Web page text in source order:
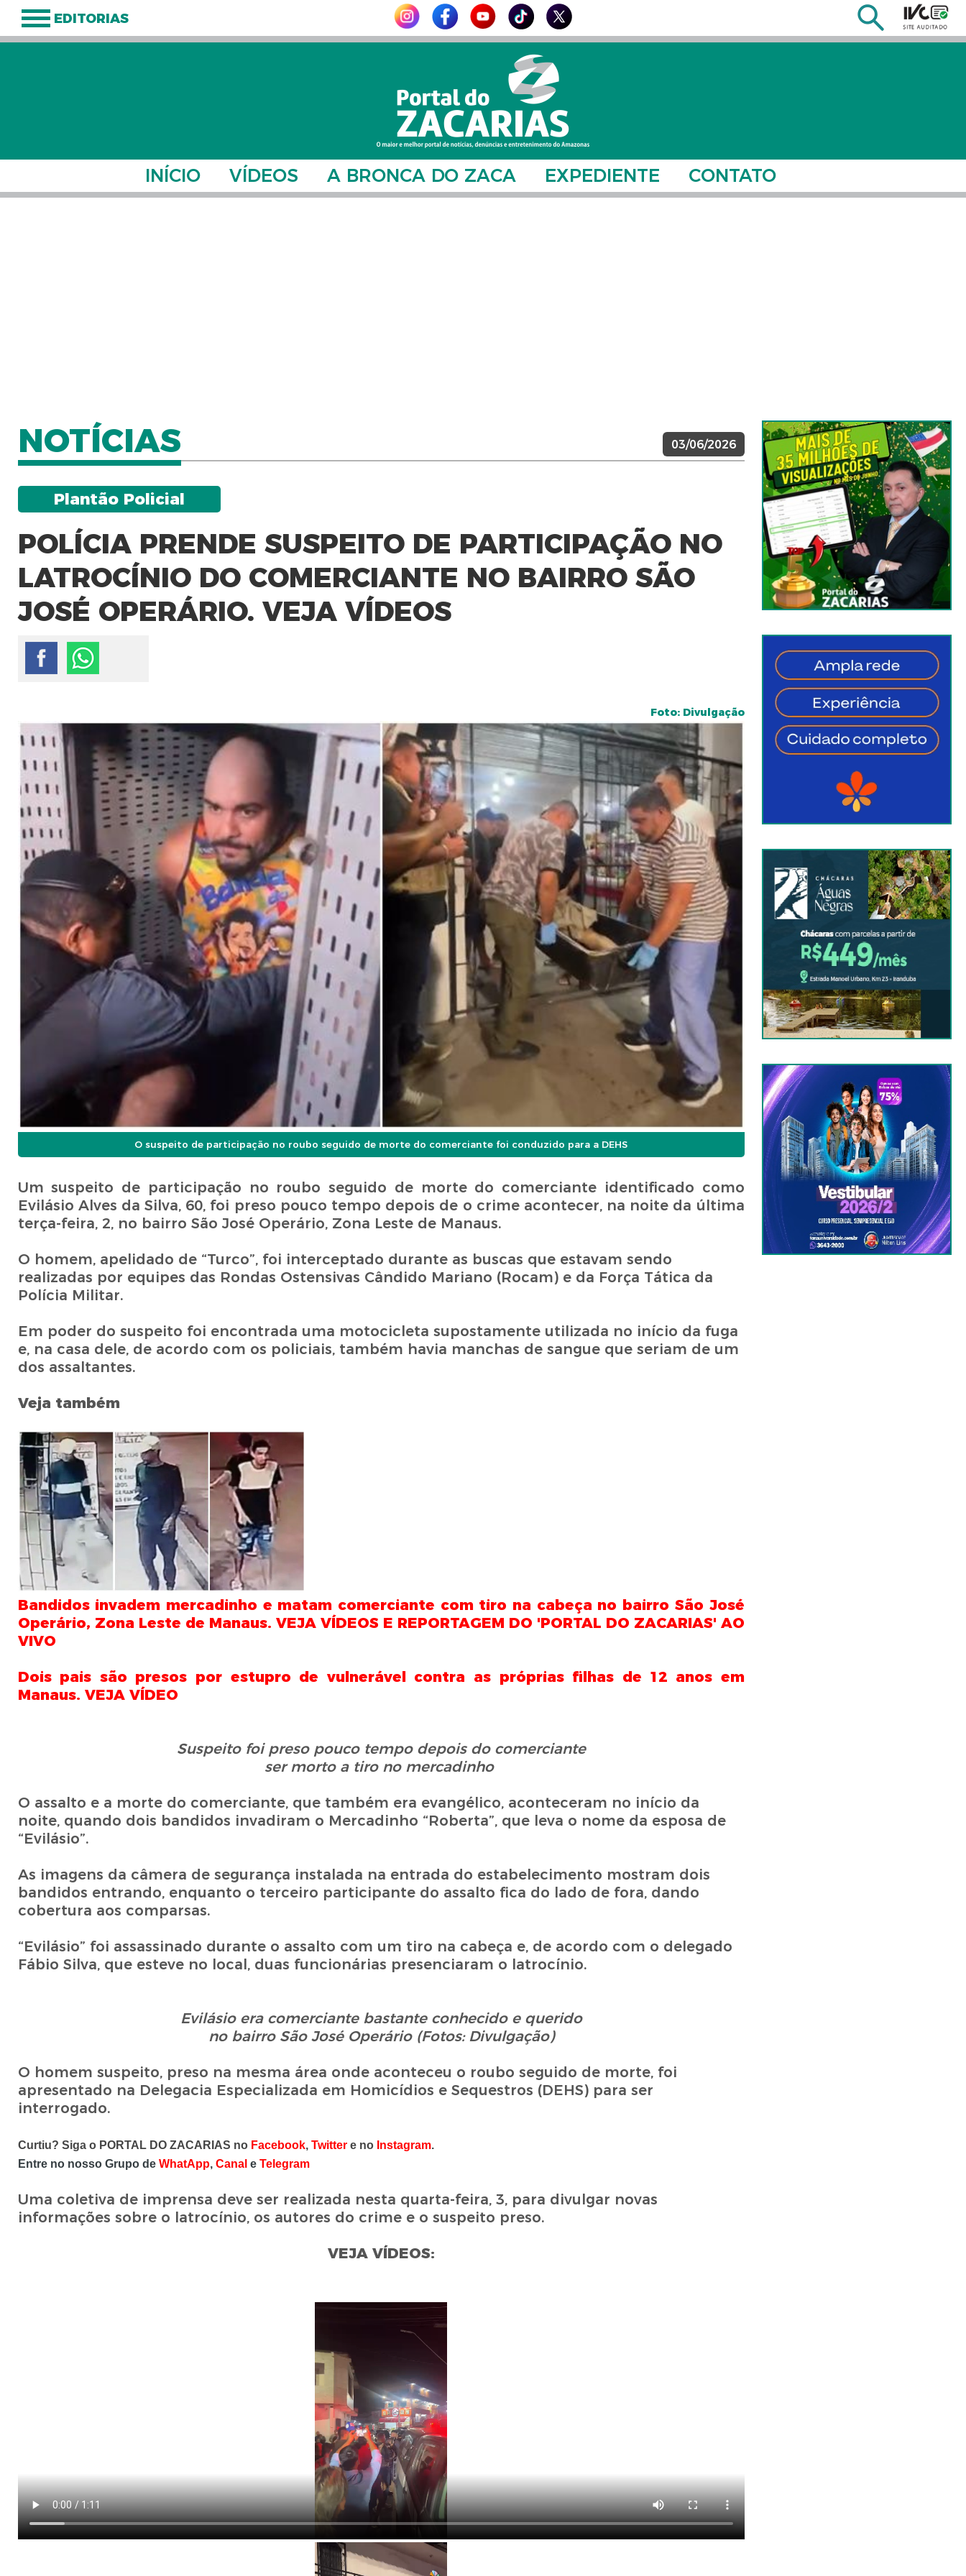
EDITORIAS
INÍCIO VÍDEOS A BRONCA DO ZACA EXPEDIENTE CONTATO
NOTÍCIAS 03/06/2026
Plantão Policial
POLÍCIA PRENDE SUSPEITO DE PARTICIPAÇÃO NO
LATROCÍNIO DO COMERCIANTE NO BAIRRO SÃO
JOSÉ OPERÁRIO. VEJA VÍDEOS
Foto: Divulgação
O suspeito de participação no roubo seguido de morte do comerciante foi conduzido para a DEHS
Um suspeito de participação no roubo seguido de morte do comerciante identificado como
Evilásio Alves da Silva, 60, foi preso pouco tempo depois de o crime acontecer, na noite da última
terça-feira, 2, no bairro São José Operário, Zona Leste de Manaus.
O homem, apelidado de “Turco”, foi interceptado durante as buscas que estavam sendo
realizadas por equipes das Rondas Ostensivas Cândido Mariano (Rocam) e da Força Tática da
Polícia Militar.
Em poder do suspeito foi encontrada uma motocicleta supostamente utilizada no início da fuga
e, na casa dele, de acordo com os policiais, também havia manchas de sangue que seriam de um
dos assaltantes.
Veja também
Bandidos invadem mercadinho e matam comerciante com tiro na cabeça no bairro São José
Operário, Zona Leste de Manaus. VEJA VÍDEOS E REPORTAGEM DO 'PORTAL DO ZACARIAS' AO
VIVO
Dois pais são presos por estupro de vulnerável contra as próprias filhas de 12 anos em
Manaus. VEJA VÍDEO
Suspeito foi preso pouco tempo depois docomerciante
ser morto a tiro no mercadinho
O assalto e a morte do comerciante, que também era evangélico, aconteceram no início da
noite, quando dois bandidos invadiram o Mercadinho “Roberta”, que leva o nome da esposa de
“Evilásio”.
As imagens da câmera de segurança instalada na entrada do estabelecimento mostram dois
bandidos entrando, enquanto o terceiro participante do assalto fica do lado de fora, dando
cobertura aos comparsas.
“Evilásio” foi assassinado durante o assalto com um tiro na cabeça e, de acordo com o delegado
Fábio Silva, que esteve no local, duas funcionárias presenciaram o latrocínio.
Evilásio era comerciante bastante conhecido e querido
no bairro São José Operário (Fotos: Divulgação)
O homem suspeito, preso na mesma área onde aconteceu o roubo seguido de morte, foi
apresentado na Delegacia Especializada em Homicídios e Sequestros (DEHS) para ser
interrogado.
Curtiu? Siga o PORTAL DO ZACARIAS no Facebook, Twittere no Instagram.
Entre no nosso Grupo de WhatApp, Canal e Telegram
Uma coletiva de imprensa deve ser realizada nesta quarta-feira, 3, para divulgar novas
informações sobre o latrocínio, os autores do crime e o suspeito preso.
VEJA VÍDEOS: